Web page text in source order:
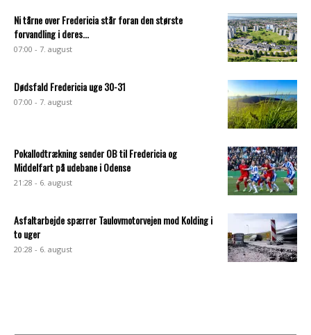
Ni tårne over Fredericia står foran den største
forvandling i deres...
07:00 - 7. august
Dødsfald Fredericia uge 30-31
07:00 - 7. august
Pokallodtrækning sender OB til Fredericia og
Middelfart på udebane i Odense
21:28 - 6. august
Asfaltarbejde spærrer Taulovmotorvejen mod Kolding i
to uger
20:28 - 6. august